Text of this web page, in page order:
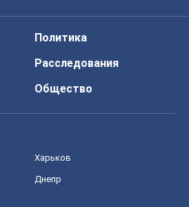
Политика
Расследования
Общество
Харьков
Днепр